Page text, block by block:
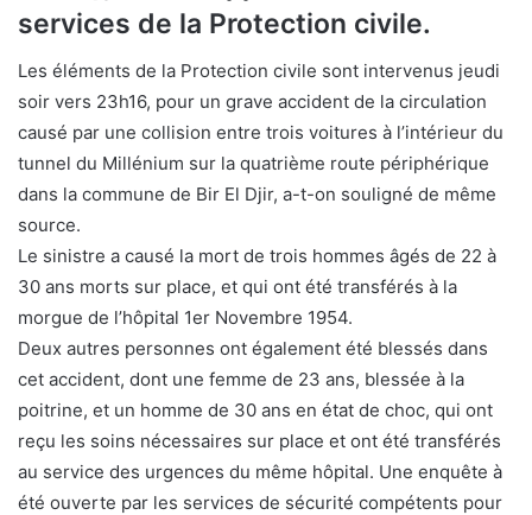
services de la Protection civile.
Les éléments de la Protection civile sont intervenus jeudi
soir vers 23h16, pour un grave accident de la circulation
causé par une collision entre trois voitures à l’intérieur du
tunnel du Millénium sur la quatrième route périphérique
dans la commune de Bir El Djir, a-t-on souligné de même
source.
Le sinistre a causé la mort de trois hommes âgés de 22 à
30 ans morts sur place, et qui ont été transférés à la
morgue de l’hôpital 1er Novembre 1954.
Deux autres personnes ont également été blessés dans
cet accident, dont une femme de 23 ans, blessée à la
poitrine, et un homme de 30 ans en état de choc, qui ont
reçu les soins nécessaires sur place et ont été transférés
au service des urgences du même hôpital. Une enquête à
été ouverte par les services de sécurité compétents pour